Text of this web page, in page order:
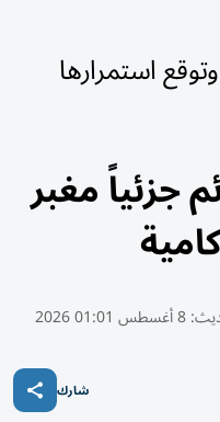
استمرارها
مغبر
8 أغسطس 01:01 2026
شارك